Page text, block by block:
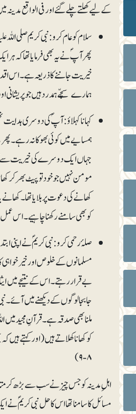
کے لیے کھلتے چلے گئے اور فی الواقع مدینہ
سلام کوعام کرو: نبی کریم صلی
پھر آپؐ نے یہ بھی فرمایا تھا کہ
خیریت جاننے کا ذریعہ ہے۔اس
ہمارے سچّے ہمدرد ہیں جو پریشانی
کہانا کہلاؤ:آپؐ کی دوسری ہدایت
ہمسایے میں کوئی بھوکا نہ
جہاں ایک دوسرے کی خیریت سے
مومن نہیں جو خود تو پیٹ بھر کر
کھانے کی دعوت پر بلایا تھا۔
کو بھی سامنے رکھنا چاہیے۔ اس
صلۂ رحمی کرو:نبی کریمؐ نے اپنی
مسلمانوں کے خلوص اور خیرخواہی
بے قرار رہتے۔ اس کے نتیجے میں
جابجا لوگوں کے دیکھنے میں آئے۔
ملنا بھی صدقہ ہے۔ قرآنِ مجید میں
۸-۹)
اہلِ مدینہ کو جس چیز نے سب سے بڑھ کر
مسائل کا سامنا تھا اس کا حل نبی کریمؐ